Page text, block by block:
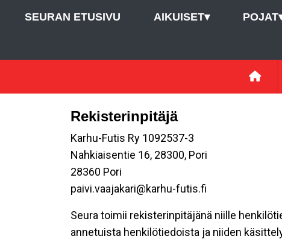
SEURAN ETUSIVU AIKUISET▾ POJAT
Rekisterinpitäjä
Karhu-Futis Ry 1092537-3
Nahkiaisentie 16, 28300, Pori
28360 Pori
paivi.vaajakari@karhu-futis.fi
Seura toimii rekisterinpitäjänä niille
annetuista henkilötiedoista ja niiden